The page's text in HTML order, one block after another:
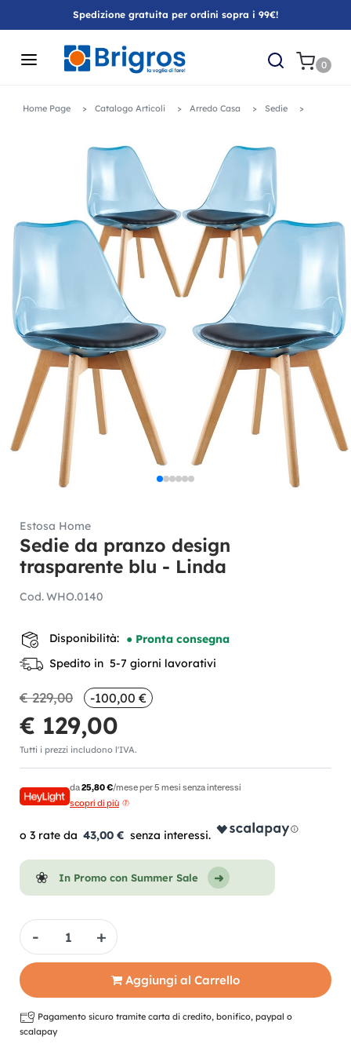
Spedizione gratuita per ordini sopra i 99€!
0
Home Page Catalogo Articoli Arredo Casa Sedie
Estosa Home
Sedie da pranzo design
trasparente blu - Linda
Cod.WHO.0140
Disponibilità: ● Pronta consegna
Spedito in 5-7 giorni lavorativi
€ 229,00 -100,00 €
€ 129,00
Tutti i prezzi includono l'IVA.
da25,80 €/mese per 5 mesi senza interessi
scopri di più
43,00 €
In Promo con Summer Sale
Quantità
Aggiungi al Carrello
Pagamento sicuro tramite carta di credito, bonifico, paypal o
scalapay